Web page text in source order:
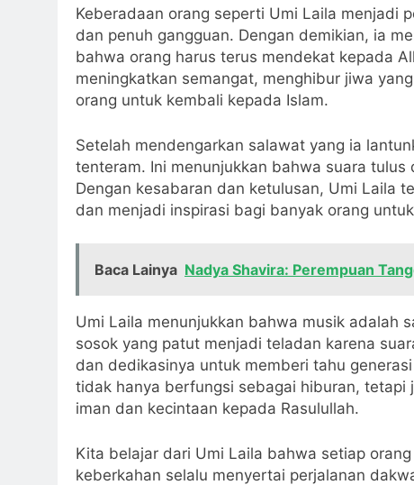
Keberadaan orang seperti Umi Laila menjadi
dan penuh gangguan. Dengan demikian, ia
bahwa orang harus terus mendekat kepada
meningkatkan semangat, menghibur jiwa
orang untuk kembali kepada Islam.
Setelah mendengarkan salawat yang ia
tenteram. Ini menunjukkan bahwa suara
Dengan kesabaran dan ketulusan, Umi Laila
dan menjadi inspirasi bagi banyak orang
Baca Lainya Nadya Shavira: Perempuan
Umi Laila menunjukkan bahwa musik adalah
sosok yang patut menjadi teladan karena
dan dedikasinya untuk memberi tahu
tidak hanya berfungsi sebagai hiburan,
iman dan kecintaan kepada Rasulullah.
Kita belajar dari Umi Laila bahwa setiap
keberkahan selalu menyertai perjalanan